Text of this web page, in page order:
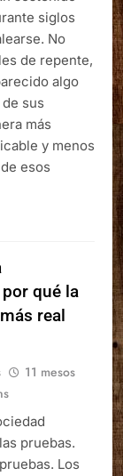
siglos
No
de repente,
algo
sus
más
y menos
esos
qué la
real
11 mesos
pruebas.
Los